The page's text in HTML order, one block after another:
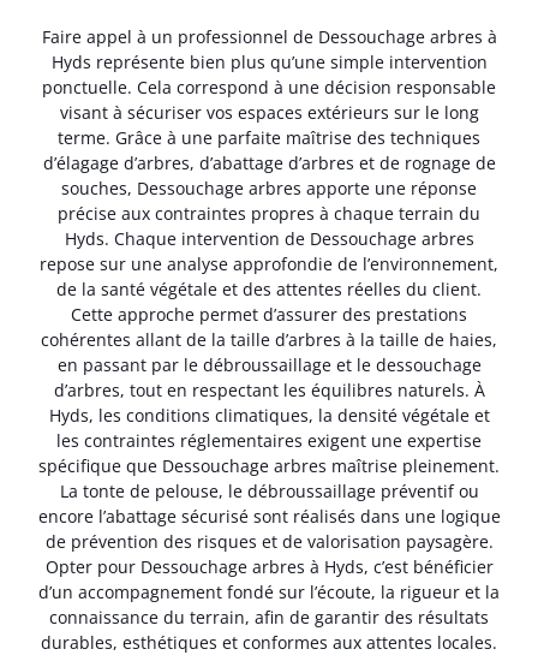
Faire appel à un professionnel de Dessouchage arbres à
Hyds représente bien plus qu’une simple intervention
ponctuelle. Cela correspond à une décision responsable
visant à sécuriser vos espaces extérieurs sur le long
terme. Grâce à une parfaite maîtrise des techniques
d’élagage d’arbres, d’abattage d’arbres et de rognage de
souches, Dessouchage arbres apporte une réponse
précise aux contraintes propres à chaque terrain du
Hyds. Chaque intervention de Dessouchage arbres
repose sur une analyse approfondie de l’environnement,
de la santé végétale et des attentes réelles du client.
Cette approche permet d’assurer des prestations
cohérentes allant de la taille d’arbres à la taille de haies,
en passant par le débroussaillage et le dessouchage
d’arbres, tout en respectant les équilibres naturels. À
Hyds, les conditions climatiques, la densité végétale et
les contraintes réglementaires exigent une expertise
spécifique que Dessouchage arbres maîtrise pleinement.
La tonte de pelouse, le débroussaillage préventif ou
encore l’abattage sécurisé sont réalisés dans une logique
de prévention des risques et de valorisation paysagère.
Opter pour Dessouchage arbres à Hyds, c’est bénéficier
d’un accompagnement fondé sur l’écoute, la rigueur et la
connaissance du terrain, afin de garantir des résultats
durables, esthétiques et conformes aux attentes locales.